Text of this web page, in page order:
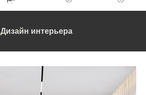
Дизайн интерьера